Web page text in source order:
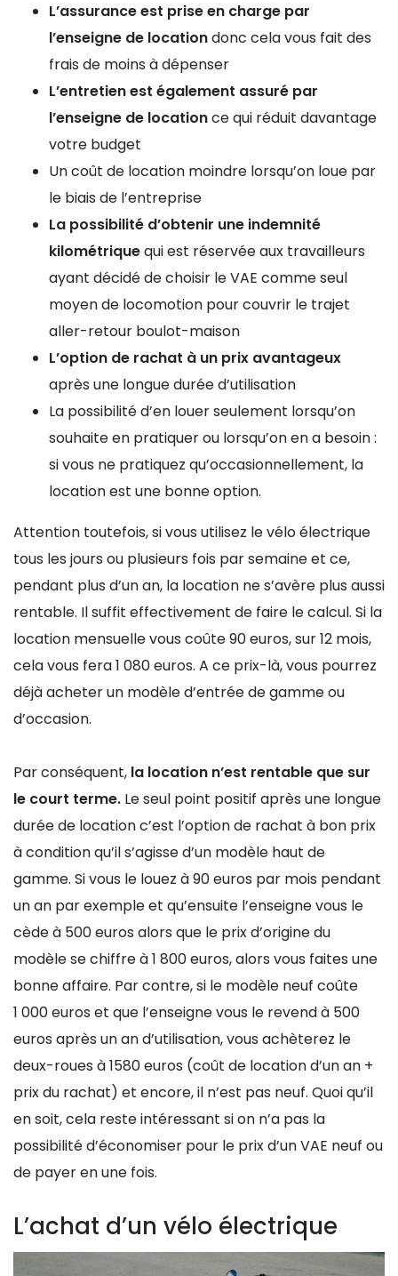
L’assurance est prise en charge par
l’enseigne de locationdonc cela vous fait des
frais de moins à dépenser
L’entretien est également assuré par
l’enseigne de locationce qui réduit davantage
votre budget
Un coût de location moindre lorsqu’on loue par
le biais de l’entreprise
La possibilité d’obtenir une indemnité
kilométriquequi est réservée aux travailleurs
ayant décidé de choisir le VAE comme seul
moyen de locomotion pour couvrir le trajet
aller-retour boulot-maison
L’option de rachat à un prix avantageux
après une longue durée d’utilisation
La possibilité d’en louer seulement lorsqu’on
souhaite en pratiquer ou lorsqu’on en a besoin :
si vous ne pratiquez qu’occasionnellement, la
location est une bonne option.
Attention toutefois, si vous utilisez le vélo électrique
tous les jours ou plusieurs fois par semaine et ce,
pendant plus d’un an, la location ne s’avère plus aussi
rentable. Il suffit effectivement de faire le calcul. Si la
location mensuelle vous coûte 90 euros, sur 12 mois,
cela vous fera 1 080 euros. A ce prix-là, vous pourrez
déjà acheter un modèle d’entrée de gamme ou
d’occasion.
Par conséquent, la location n’est rentable que sur
le court terme. Le seul point positif après une longue
durée de location c’est l’option de rachat à bon prix
à condition qu’il s’agisse d’un modèle haut de
gamme. Si vous le louez à 90 euros par mois pendant
un an par exemple et qu’ensuite l’enseigne vous le
cède à 500 euros alors que le prix d’origine du
modèle se chiffre à 1 800 euros, alors vous faites une
bonne affaire. Par contre, si le modèle neuf coûte
1 000 euros et que l’enseigne vous le revend à 500
euros après un an d’utilisation, vous achèterez le
deux-roues à 1580 euros (coût de location d’un an +
prix du rachat) et encore, il n’est pas neuf. Quoi qu’il
en soit, cela reste intéressant si on n’a pas la
possibilité d’économiser pour le prix d’un VAE neuf ou
de payer en une fois.
L’achat d’un vélo électrique